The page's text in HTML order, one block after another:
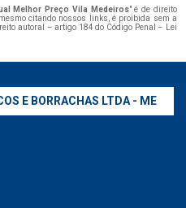
Melhor Preço Vila Medeiros" é de direito
citando nossos links, é proibida sem a
autoral – artigo 184 do Código Penal –
Lei
E BORRACHAS LTDA - ME